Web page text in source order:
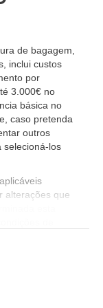
de bagagem,
inclui custos
por
3.000€ no
básica no
caso pretenda
outros
selecioná-los
alterações que